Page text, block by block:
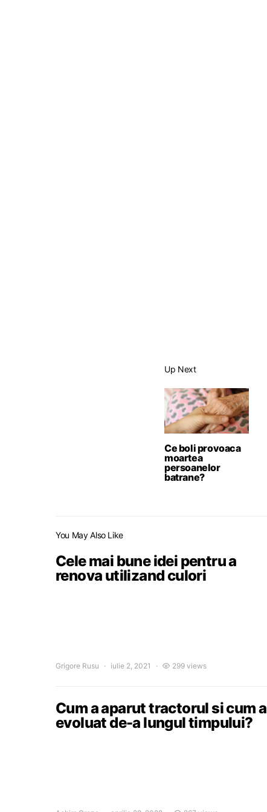
Up Next
Ce boli provoaca
moartea
persoanelor
batrane?
You May Also Like
Cele mai bune idei pentru a
renova utilizand culori
Grigore Rusu iulie 2, 2021 299 views
Cum a aparut tractorul si cum a
evoluat de-a lungul timpului?